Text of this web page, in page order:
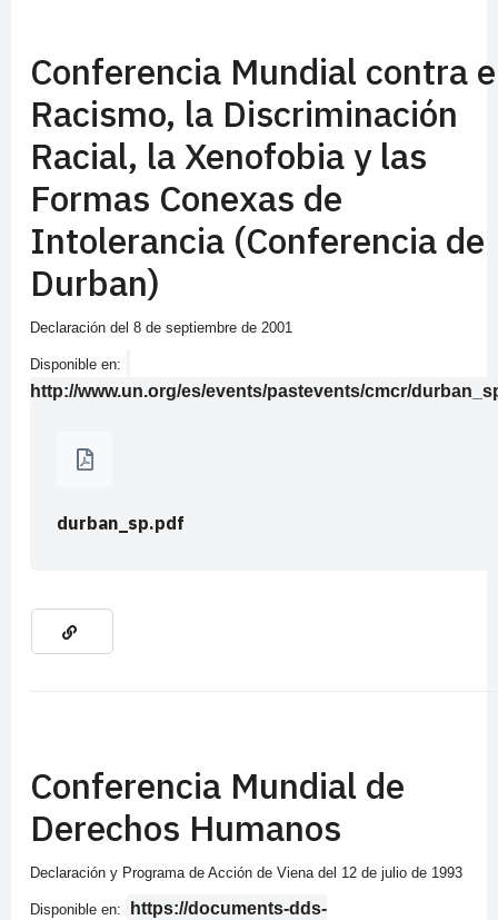
Conferencia Mundial contra
Racismo, la Discriminación
Racial, la Xenofobia y las
Formas Conexas de
Intolerancia (Conferencia de
Durban)
Declaración del 8 de septiembre de 2001
Disponible en:
http://www.un.org/es/events/pastevents/cmcr/
durban_sp.pdf
Conferencia Mundial de
Derechos Humanos
Declaración y Programa de Acción de Viena del 12 de julio de 1993
Disponible en:
https://documents-dds-